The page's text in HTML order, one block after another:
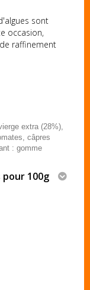
sont
occasion,
raffinement
extra (28%),
câpres
: gomme
100g